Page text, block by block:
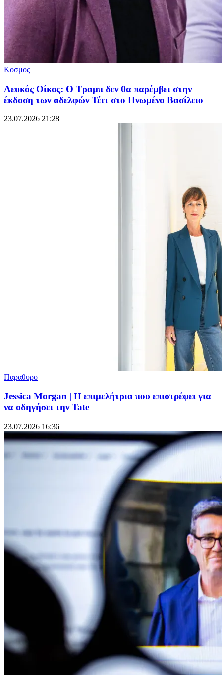
Κοσμος
Λευκός Οίκος: O Τραμπ δεν θα παρέμβει στην
έκδοση των αδελφών Τέιτ στο Ηνωμένο Βασίλειο
23.07.2026 21:28
Παραθυρο
Jessica Morgan | Η επιμελήτρια που επιστρέφει για
να οδηγήσει την Tate
23.07.2026 16:36